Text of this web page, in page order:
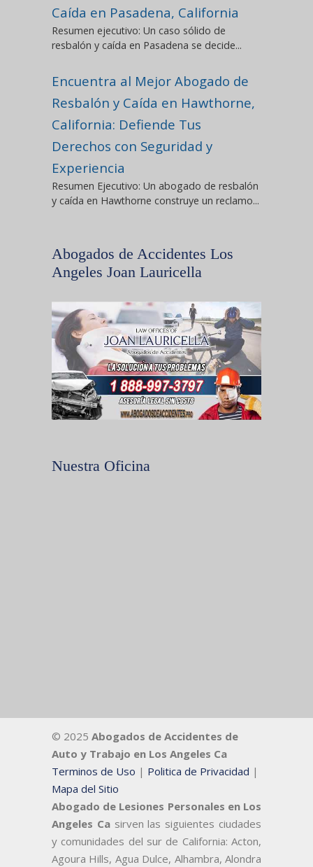
Caída en Pasadena, California
Resumen ejecutivo: Un caso sólido de
resbalón y caída en Pasadena se decide...
Encuentra al Mejor Abogado de
Resbalón y Caída en Hawthorne,
California: Defiende Tus
Derechos con Seguridad y
Experiencia
Resumen Ejecutivo: Un abogado de resbalón
y caída en Hawthorne construye un reclamo...
Abogados de Accidentes Los
Angeles Joan Lauricella
Nuestra Oficina
© 2025 Abogados de Accidentes de
Auto y Trabajo en Los Angeles Ca
Terminos de Uso | Politica de Privacidad |
Mapa del Sitio
Abogado de Lesiones Personales en Los
Angeles Casirven las siguientes ciudades
y comunidades del sur de California: Acton,
Agoura Hills, Agua Dulce, Alhambra, Alondra